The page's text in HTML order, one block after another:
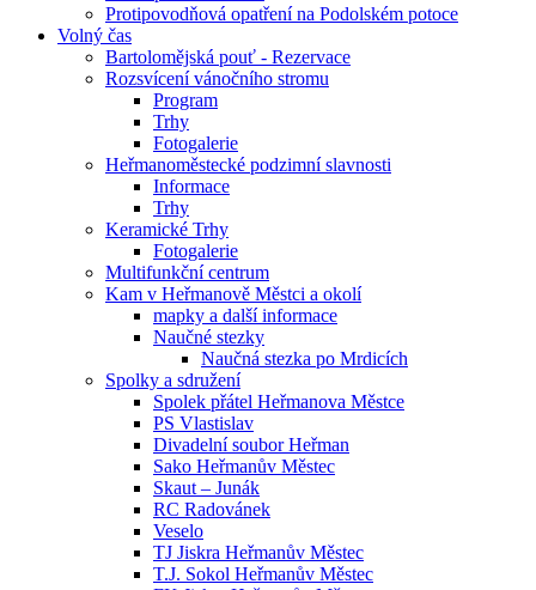
Protipovodňová opatření na Podolském potoce
Volný čas
Bartolomějská pouť - Rezervace
Rozsvícení vánočního stromu
Program
Trhy
Fotogalerie
Heřmanoměstecké podzimní slavnosti
Informace
Trhy
Keramické Trhy
Fotogalerie
Multifunkční centrum
Kam v Heřmanově Městci a okolí
mapky a další informace
Naučné stezky
Naučná stezka po Mrdicích
Spolky a sdružení
Spolek přátel Heřmanova Městce
PS Vlastislav
Divadelní soubor Heřman
Sako Heřmanův Městec
Skaut – Junák
RC Radovánek
Veselo
TJ Jiskra Heřmanův Městec
T.J. Sokol Heřmanův Městec